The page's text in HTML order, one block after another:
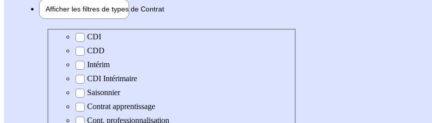
Afficher les filtres de types de Contrat
Type de contrat
CDI
CDD
Intérim
CDI Intérimaire
Saisonnier
Contrat apprentissage
Cont. professionnalisation